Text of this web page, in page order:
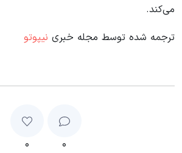
می‌کند.
ترجمه شده توسط مجله خبری نیپوتو
۰ ۰